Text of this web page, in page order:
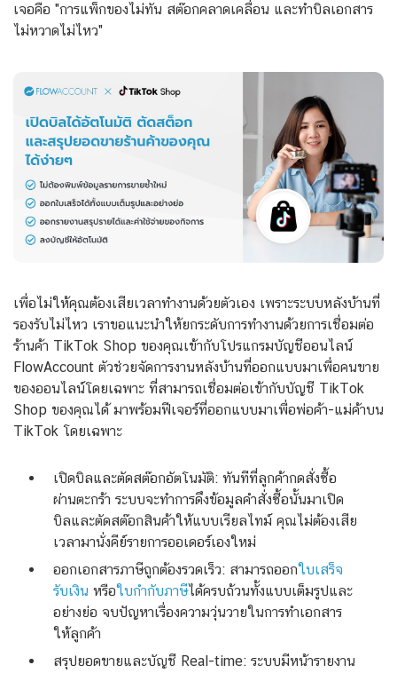
เจอคือ "การแพ็กของไม่ทัน สต๊อกคลาดเคลื่อน และทำบิลเอกสาร
ไม่หวาดไม่ไหว"
เพื่อไม่ให้คุณต้องเสียเวลาทำงานด้วยตัวเอง เพราะระบบหลังบ้านที่
รองรับไม่ไหว เราขอแนะนำให้ยกระดับการทำงานด้วยการเชื่อมต่อ
ร้านค้า TikTok Shop ของคุณเข้ากับโปรแกรมบัญชีออนไลน์
FlowAccount ตัวช่วยจัดการงานหลังบ้านที่ออกแบบมาเพื่อคนขาย
ของออนไลน์โดยเฉพาะ ที่สามารถเชื่อมต่อเข้ากับบัญชี TikTok
Shop ของคุณได้ มาพร้อมฟีเจอร์ที่ออกแบบมาเพื่อพ่อค้า-แม่ค้าบน
TikTok โดยเฉพาะ
เปิดบิลและตัดสต๊อกอัตโนมัติ: ทันทีที่ลูกค้ากดสั่งซื้อ
ผ่านตะกร้า ระบบจะทำการดึงข้อมูลคำสั่งซื้อนั้นมาเปิด
บิลและตัดสต๊อกสินค้าให้แบบเรียลไทม์ คุณไม่ต้องเสีย
เวลามานั่งคีย์รายการออเดอร์เองใหม่
ออกเอกสารภาษีถูกต้องรวดเร็ว: สามารถออกใบเสร็จ
รับเงิน หรือใบกำกับภาษีได้ครบถ้วนทั้งแบบเต็มรูปและ
อย่างย่อ จบปัญหาเรื่องความวุ่นวายในการทำเอกสาร
ให้ลูกค้า
สรุปยอดขายและบัญชี Real-time: ระบบมีหน้ารายงาน